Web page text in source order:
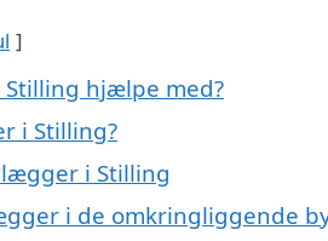
hjælpe med?
i Stilling?
i Stilling
i de omkringliggende